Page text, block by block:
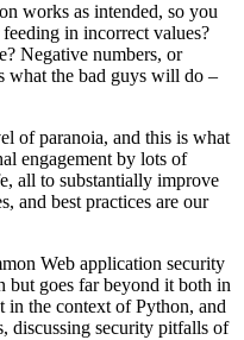
works as intended, so you
in incorrect values?
Negative numbers, or
what the bad guys will do –
of paranoia, and this is what
engagement by lots of
all to substantially improve
and best practices are our
Web application security
but goes far beyond it both in
in the context of Python, and
discussing security pitfalls of